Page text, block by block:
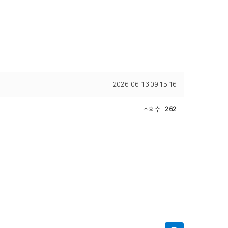
2026-06-13 09:15:16
조회수 262